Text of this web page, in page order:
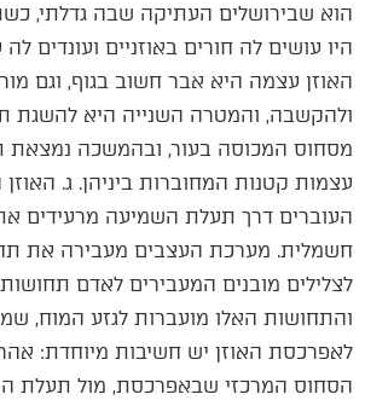
הוא שבירושלים העתיקה שבה גדלתי,
היו עושים לה חורים באוזניים ועונדים
האוזן עצמה היא אבר חשוב בגוף, וגם
ולהקשבה, והמטרה השנייה היא להשגת
מסחוס המכוסה בעור, ובהמשכה נמצאת
עצמות קטנות המחוברות ביניהן. ג.
העוברים דרך תעלת השמיעה מרעידים את
חשמלית. מערכת העצבים מעבירה את
לצלילים מובנים המעבירים לאדם
והתחושות האלו מועברות לגזע המוח,
לאפרכסת האוזן יש חשיבות מיוחדת:
הסחוס המרכזי שבאפרכסת, מול תעלת